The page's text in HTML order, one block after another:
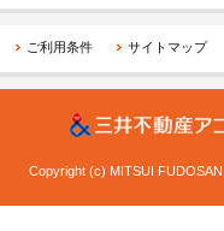
ご利用条件 サイトマップ
Copyright (c) MITSUI